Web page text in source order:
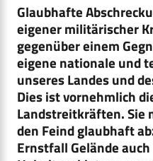
Glaubhafte
eigener militärischer
gegenüber einem
eigene nationale und
unseres Landes und
Dies ist vornehmlich
Landstreitkräften. Sie
den Feind glaubhaft
Ernstfall Gelände